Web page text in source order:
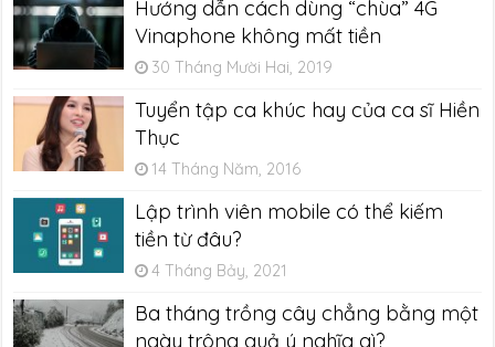
Hướng dẫn cách dùng “chùa” 4G
Vinaphone không mất tiền
30 Tháng Mười Hai, 2019
Tuyển tập ca khúc hay của ca sĩ Hiền
Thục
14 Tháng Năm, 2016
Lập trình viên mobile có thể kiếm
tiền từ đâu?
4 Tháng Bảy, 2021
Ba tháng trồng cây chẳng bằng một
ngày trông quả ý nghĩa gì?